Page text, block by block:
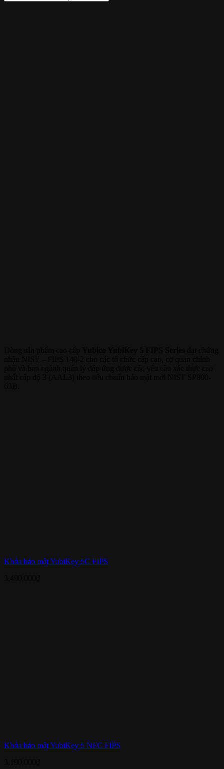
Khóa bảo mật YubiKey 5C FIPS
Khóa bảo mật YubiKey 5 NFC FIPS